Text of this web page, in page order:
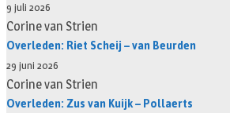
9 juli 2026
Corine van Strien
Overleden: Riet Scheij – van Beurden
29 juni 2026
Corine van Strien
Overleden: Zus van Kuijk – Pollaerts